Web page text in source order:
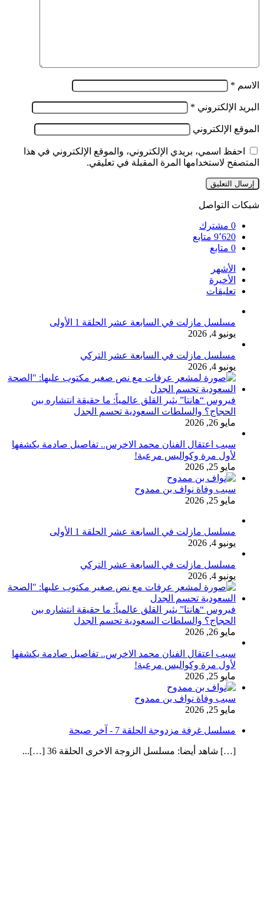
الاسم *
البريد الإلكتروني *
الموقع الإلكتروني
احفظ اسمي، بريدي الإلكتروني، والموقع الإلكتروني في هذا
المتصفح لاستخدامها المرة المقبلة في تعليقي.
شبكات التواصل
0 مشترك
9٬620 متابع
0 متابع
الأشهر
الأخيرة
تعليقات
مسلسل مازلت في السابعة عشر الحلقة 1 الأولى
يونيو 4, 2026
مسلسل مازلت في السابعة عشر التركي
يونيو 4, 2026
فيروس “هانتا” يثير القلق عالمياً: ما حقيقة انتشاره بين
الحجاج؟ والسلطات السعودية تحسم الجدل
مايو 26, 2026
سبب اعتقال الفنان محمد الاخرس.. تفاصيل صادمة يكشفها
لأول مرة وكواليس مرعبة!
مايو 25, 2026
سبب وفاة نواف بن ممدوح
مايو 25, 2026
مسلسل مازلت في السابعة عشر الحلقة 1 الأولى
يونيو 4, 2026
مسلسل مازلت في السابعة عشر التركي
يونيو 4, 2026
فيروس “هانتا” يثير القلق عالمياً: ما حقيقة انتشاره بين
الحجاج؟ والسلطات السعودية تحسم الجدل
مايو 26, 2026
سبب اعتقال الفنان محمد الاخرس.. تفاصيل صادمة يكشفها
لأول مرة وكواليس مرعبة!
مايو 25, 2026
سبب وفاة نواف بن ممدوح
مايو 25, 2026
مسلسل غرفة مزدوجة الحلقة 7 - آخر صيحة
[…] شاهد أيضا: مسلسل الزوجة الاخرى الحلقة 36 […]...